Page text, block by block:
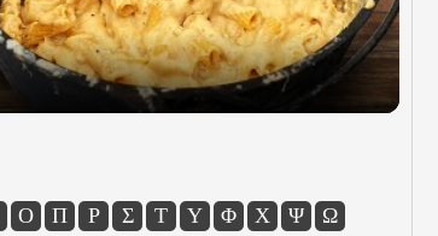
Ο Π Ρ Σ Τ Υ Φ Χ Ψ Ω